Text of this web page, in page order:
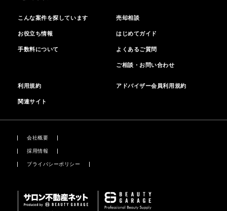
こんな案件を探しています
お役立ち情報
手数料について
売却相談
はじめてガイド
よくあるご質問
ご相談・お問い合わせ
利用規約 アドバイザー会員利用規約
関連サイト
会社概要
採用情報
プライバシーポリシー